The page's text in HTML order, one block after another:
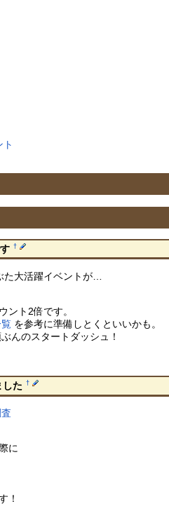
ト
†
大活躍イベントが…
ント2倍です。
を参考に準備しとくといいかも。
んのスタートダッシュ！
した †
に
！